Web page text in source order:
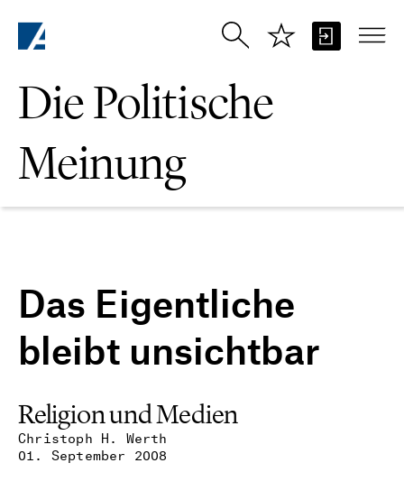
Die Politische
Meinung
Das Eigentliche
bleibt unsichtbar
Christoph H. Werth
01. September 2008
Religion und Medien